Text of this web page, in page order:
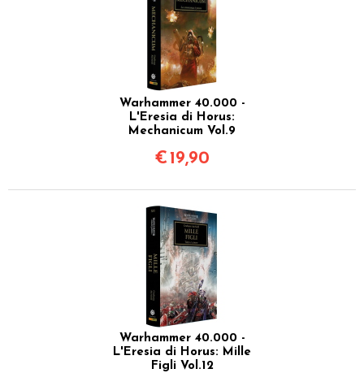
Warhammer 40.000 -
L'Eresia di Horus:
Mechanicum Vol.9
€ 19,90
Warhammer 40.000 -
L'Eresia di Horus: Mille
Figli Vol.12